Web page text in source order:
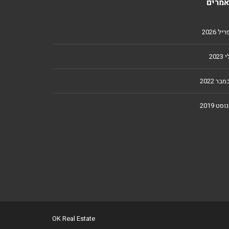
2026
2022
2019
OK Real Estate